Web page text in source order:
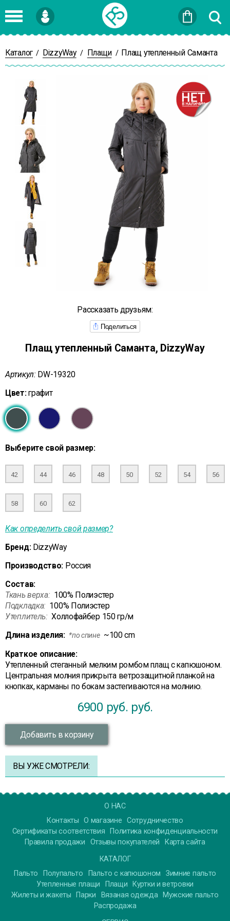
Войти
Каталог / DizzyWay / Плащи / Плащ утепленный Саманта
Рассказать друзьям:
Поделиться
Плащ утепленный Саманта, DizzyWay
Артикул: DW-19320
Цвет: графит
Выберите свой размер:
42 44 46 48 50 52 54 56
58 60 62
Как определить свой размер?
Бренд: DizzyWay
Производство: Россия
Состав:
Ткань верха: 100% Полиэстер
Подкладка: 100% Полиэстер
Утеплитель: Холлофайбер 150 гр/м
Длина изделия: *по спине ~100 cm
Краткое описание:
Утепленный стеганный мелким ромбом плащ с капюшоном.
Центральная молния прикрыта ветрозащитной планкой на
кнопках, карманы по бокам застегиваются на молнию.
6900 руб. руб.
Добавить в корзину
ВЫ УЖЕ СМОТРЕЛИ:
О НАС
Контакты
О магазине Сотрудничество
Сертификаты соответствия
Политика конфиденциальности
Правила продажи
Отзывы покупателей
Карта сайта
КАТАЛОГ
Пальто
Полупальто Пальто с капюшоном
Зимние пальто
Утепленные плащи
Плащи
Куртки и ветровки
Жилеты и жакеты
Парки Вязаная одежда
Мужские пальто
Распродажа